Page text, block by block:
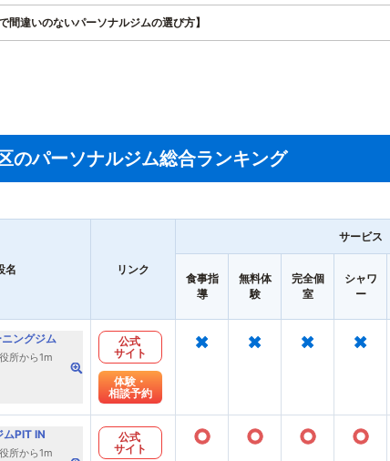
間違いのないパーソナルジムの選び方】
のパーソナルジム総合ランキング
名 リンク
サービス
食事指
導
無料体
験
完全個
室
シャワ
ー
ングジム
所から1m
公式
サイト
体験・
相談予約
× × × ×
ムPIT IN
所から1m
公式
サイト
○ ○ ○ ○